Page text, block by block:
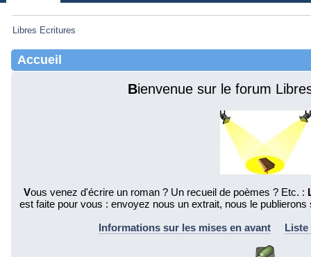
Libres Ecritures
Accueil
Bienvenue sur le forum
Vous venez d'écrire un roman ? Un recueil de poèmes ? Etc. :
est faite pour vous : envoyez nous un extrait, nous le
Informations sur les mises en avant
Liste